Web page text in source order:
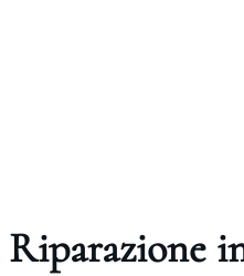
Riparazione